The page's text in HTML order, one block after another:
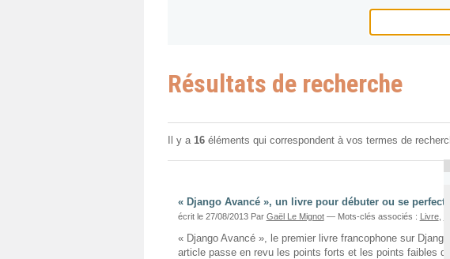
Résultats de recherche
Il y a 16 éléments qui correspondent à vos termes de
« Django Avancé », un livre pour débuter ou se
écrit le 27/08/2013 Par Gaël Le Mignot — Mots-clés associés : Livre,
« Django Avancé », le premier livre francophone sur
article passe en revu les points forts et les points faibles de